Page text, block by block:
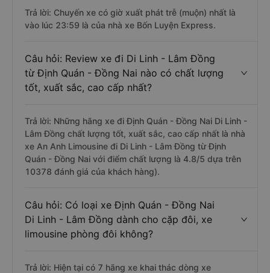
Trả lời: Chuyến xe có giờ xuất phát trễ (muộn) nhất là
vào lúc 23:59 là của nhà xe Bốn Luyện Express.
Câu hỏi: Review xe đi Di Linh - Lâm Đồng
từ Định Quán - Đồng Nai nào có chất lượng
tốt, xuất sắc, cao cấp nhất?
Trả lời: Những hãng xe đi Định Quán - Đồng Nai Di Linh -
Lâm Đồng chất lượng tốt, xuất sắc, cao cấp nhất là nhà
xe An Anh Limousine đi Di Linh - Lâm Đồng từ Định
Quán - Đồng Nai với điểm chất lượng là 4.8/5 dựa trên
10378 đánh giá của khách hàng).
Câu hỏi: Có loại xe Định Quán - Đồng Nai
Di Linh - Lâm Đồng dành cho cặp đôi, xe
limousine phòng đôi không?
Trả lời: Hiện tại có 7 hãng xe khai thác dòng xe